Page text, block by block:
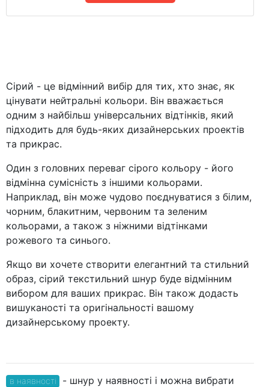
Сірий - це відмінний вибір для тих, хто знає, як
цінувати нейтральні кольори. Він вважається
одним з найбільш універсальних відтінків, який
підходить для будь-яких дизайнерських проектів
та прикрас.
Один з головних переваг сірого кольору - його
відмінна сумісність з іншими кольорами.
Наприклад, він може чудово поєднуватися з білим,
чорним, блакитним, червоним та зеленим
кольорами, а також з ніжними відтінками
рожевого та синього.
Якщо ви хочете створити елегантний та стильний
образ, сірий текстильний шнур буде відмінним
вибором для ваших прикрас. Він також додасть
вишуканості та оригінальності вашому
дизайнерському проекту.
в наявності
- шнур у наявності і можна вибрати